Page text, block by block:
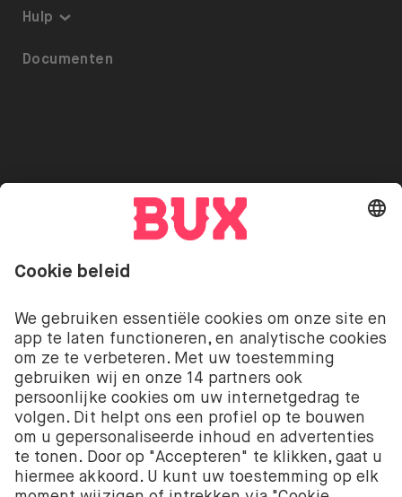
ETF’s op BUX
Over BUX
Hulp
Toegankelijkheid
Documenten
Open taal menu
Go to "Instagram"
Go to "Facebook"
Go to "Twitter"
Go to "Youtube"Cookie Settings
De beleggingsdiensten van BUX met betrekking tot
aandelen en ETF’s worden aangeboden door BUX B.V.
BUX B.V. is geregistreerd bij de Kamer van
Koophandel onder nummer 58403949. BUX B.V. staat
onder toezicht van de Autoriteit Financiële Markten
(AFM).
BUX B.V. verstrekt geen beleggingsadvies en